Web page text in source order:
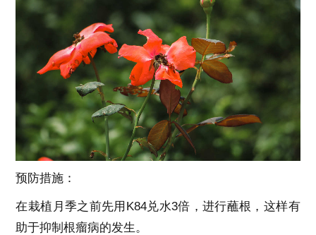
预防措施：
在栽植月季之前先用K84兑水3倍，进行蘸根，这样有
助于抑制根瘤病的发生。